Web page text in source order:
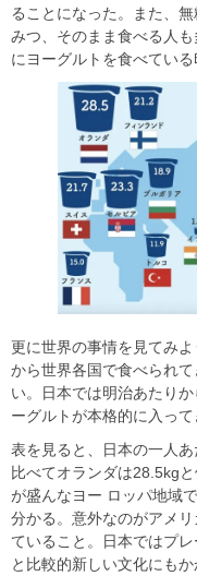
ることになった。また、
みつ、そのまま食べる人
にヨーグルトを食べている
更に世界の事情を見てみ
から世界各国で食べられ
い。日本では明治あたり
ーグルトが本格的に入っ
表を見ると、日本の一人
比べてオランダは28.5kg
が盛んなヨー ロッパ地域
分かる。意外なのがアメ
ていること。日本ではプ
と比較的新しい文化にも